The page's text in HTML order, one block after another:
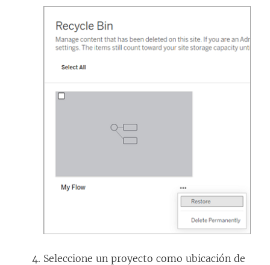
Seleccione un proyecto como ubicación de